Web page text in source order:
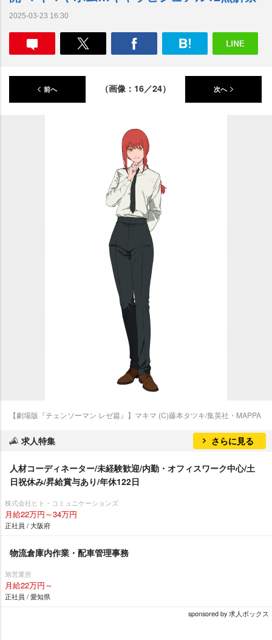
2025-03-23 16:30
前へ （画像：16／24） 次へ
【劇場版『チェンソーマン レゼ篇』】マキマ (C)藤本タツキ/集英社・MAPPA
求人特集 さらに見る
人材コーディネーター/未経験歓迎/内勤・オフィスワーク中心/土
日祝休み/昇給賞与あり/年休122日
株式会社ヒト・コミュニケーションズ
月給22万円～34万円
正社員 / 大阪府
物流倉庫内作業・配車管理事務
旭営業所
月給22万円～
正社員 / 愛知県
sponsored by 求人ボックス